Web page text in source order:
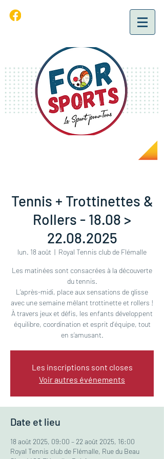
Tennis + Trottinettes &
Rollers - 18.08 >
22.08.2025
lun. 18 août
  |
Royal Tennis club de Flémalle
Les matinées sont consacrées à la découverte
du tennis.
L’après-midi, place aux sensations de glisse
avec une semaine mêlant trottinette et rollers !
À travers jeux et défis, les enfants développent
équilibre, coordination et esprit d’équipe, tout
en s’amusant.
Les inscriptions sont closes
Voir autres événements
Date et lieu
18 août 2025, 09:00 – 22 août 2025, 16:00
Royal Tennis club de Flémalle, Rue du Beau